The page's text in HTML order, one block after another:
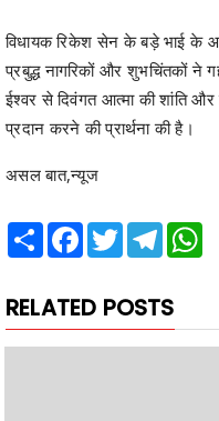
ईश्वर से दिवंगत आत्मा की शांति
प्रदान करने की प्रार्थना की है।
असल बात,न्यूज
ShareFacebook
RELATED POSTS